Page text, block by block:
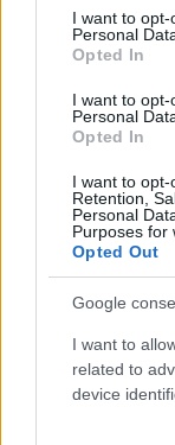
consent section.
I want to
Personal
Opted In
I want to
Personal
Opted In
I want to opt-
Retention,
Personal
Purposes for
Opted Out
Google
I want to
related to
device
Πως